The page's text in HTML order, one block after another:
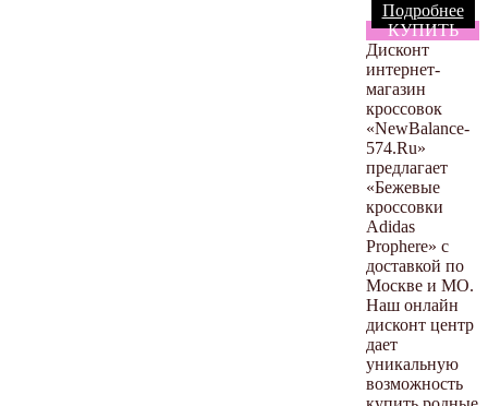
Подробнее
КУПИТЬ
Дисконт
интернет-
магазин
кроссовок
«NewBalance-
574.Ru»
предлагает
«Бежевые
кроссовки
Adidas
Prophere» с
доставкой по
Москве и МО.
Наш онлайн
дисконт центр
дает
уникальную
возможность